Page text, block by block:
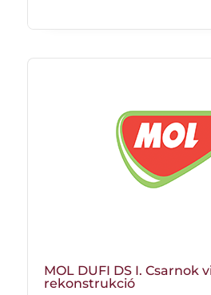
MOL DUFI DS I. Csarnok
rekonstrukció